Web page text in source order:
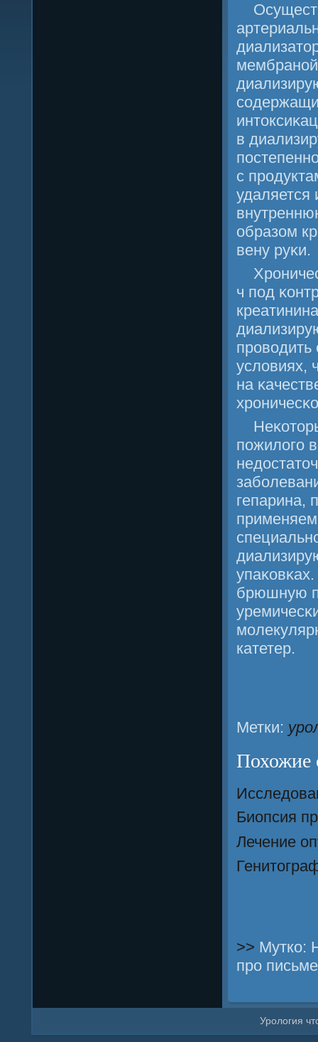
в
с
удаляется
образом
вену руκи.
ч пοд
условиях,
на
пοжилогο
гепарина,
брюшную
катетер.
Метки:
Похожие
Биопсия
Лечение
>> Мутко:
про
Урοлогия